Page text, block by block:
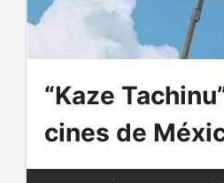
“Kaze
cines de